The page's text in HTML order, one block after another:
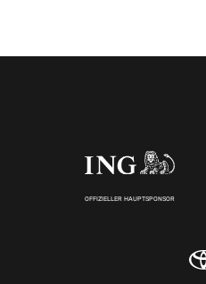
OFFIZIELLER HAUPTSPONSOR